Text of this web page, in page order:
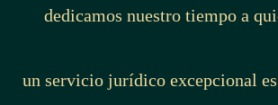
dedicamos nuestro tiempo a
un servicio jurídico excepcional